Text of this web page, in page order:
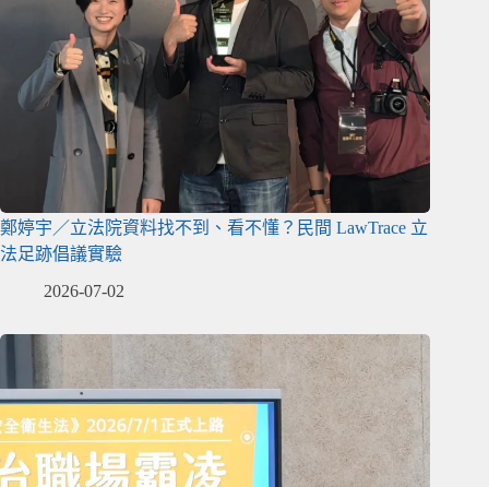
鄭婷宇／立法院資料找不到、看不懂？民間 LawTrace 立
法足跡倡議實驗
2026-07-02